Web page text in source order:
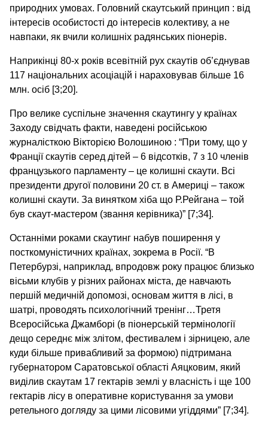
природних умовах. Головний скаутський принцип : від
інтересів особистості до інтересів колективу, а не
навпаки, як вчили колишніх радянських піонерів.
Наприкінці 80-х років всевітній рух скаутів об’єднував
117 національних асоціацій і нараховував більше 16
млн. осіб [3;20].
Про велике суспільне значення скаутингу у країнах
Заходу свідчать факти, наведені російською
журналісткою Вікторією Волошиною : “При тому, що у
Франції скаутів серед дітей – 6 відсотків, 7 з 10 членів
французького парламенту – це колишні скаути. Всі
президенти другої половини 20 ст. в Америці – також
колишні скаути. За винятком хіба що Р.Рейгана – той
був скаут-мастером (звання керівника)” [7;34].
Останніми роками скаутинг набув поширення у
посткомуністичних країнах, зокрема в Росії. “В
Петербурзі, наприклад, впродовж року працює близько
вісьми клубів у різних районах міста, де навчають
першій медичній допомозі, основам життя в лісі, в
шатрі, проводять психологічний тренінг…Третя
Всеросійська Джамборі (в піонерській термінології
дещо середнє між злітом, фестивалем і зірницею, але
куди більше привабливий за формою) підтримана
губернатором Саратовської області Аяцковим, який
виділив скаутам 17 гектарів землі у власність і ще 100
гектарів лісу в оперативне користування за умови
ретельного догляду за цими лісовими угіддями” [7;34].